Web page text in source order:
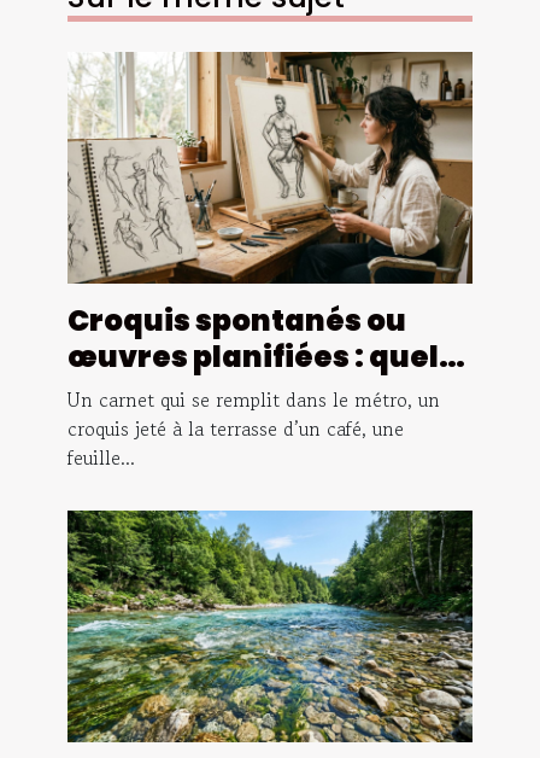
Croquis spontanés ou
œuvres planifiées : quelle
vérité le dessin révèle-t-
il vraiment ?
Un carnet qui se remplit dans le métro, un
croquis jeté à la terrasse d’un café, une
feuille...